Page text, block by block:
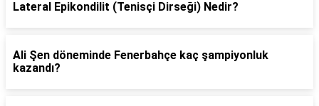
Lateral Epikondilit (Tenisçi Dirseği) Nedir?
Ali Şen döneminde Fenerbahçe kaç şampiyonluk
kazandı?